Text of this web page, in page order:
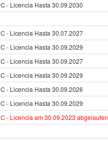
C - Licencia Hasta 30.09.2030
C - Licencia Hasta 30.07.2027
C - Licencia Hasta 30.09.2029
C - Licencia Hasta 30.09.2027
C - Licencia Hasta 30.09.2029
C - Licencia Hasta 30.09.2026
C - Licencia Hasta 30.09.2029
C - Licencia am 30.09.2023 abgelaufen